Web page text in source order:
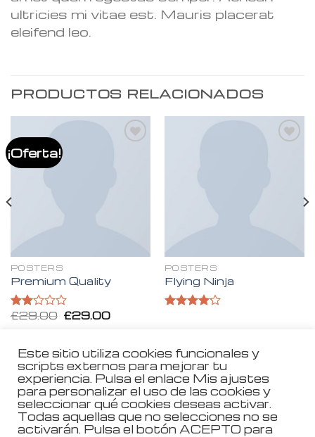
ultricies mi vitae est. Mauris placerat
eleifend leo.
PRODUCTOS RELACIONADOS
¡Oferta!
POSTERS
Premium Quality
Valorado
de 5
£29.00 £29.00
POSTERS
Flying Ninja
Aviso Legal
Política de Privacidad
Este sitio utiliza cookies funcionales y
scripts externos para mejorar tu
experiencia. Pulsa el enlace Mis ajustes
para personalizar el uso de las cookies y
seleccionar qué cookies deseas activar.
Todas aquellas que no selecciones no se
activarán. Pulsa el botón ACEPTO para